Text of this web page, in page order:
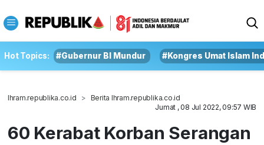
Hot Topics: #Gubernur BI Mundur #Kongres Umat Islam
Ihram.republika.co.id
Berita Ihram.republika.co.id
Jumat , 08 Jul 2022, 09:57 WIB
60 Kerabat Korban Serangan